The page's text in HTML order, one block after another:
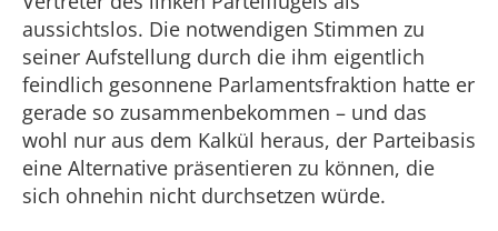
aussichtslos. Die notwendigen Stimmen zu
seiner Aufstellung durch die ihm eigentlich
feindlich gesonnene Parlamentsfraktion hatte er
gerade so zusammenbekommen – und das
wohl nur aus dem Kalkül heraus, der Parteibasis
eine Alternative präsentieren zu können, die
sich ohnehin nicht durchsetzen würde.